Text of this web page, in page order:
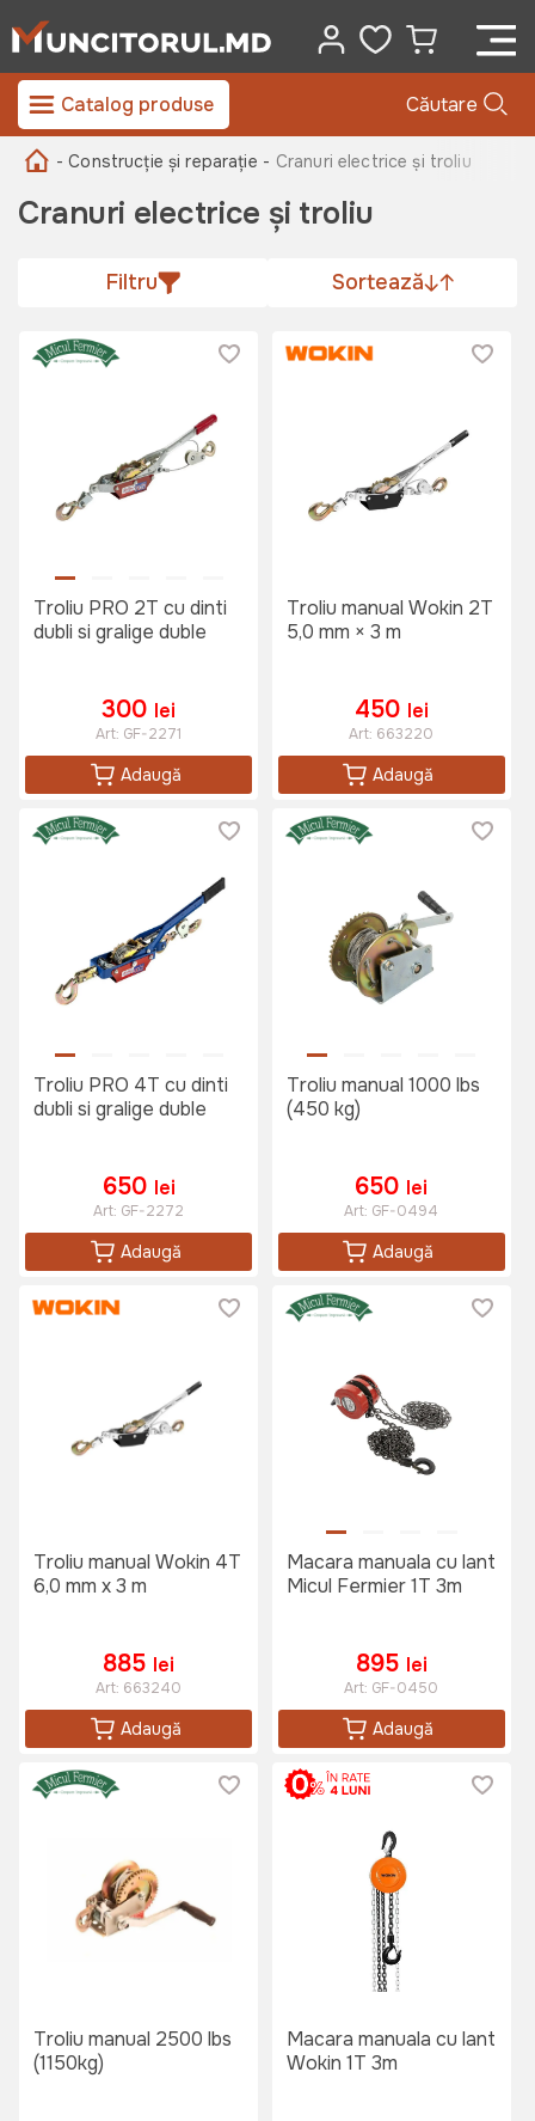
Catalog produse Căutare
- Construcție și reparație - Cranuri electrice și troliu
Cranuri electrice și troliu
Filtru Sortează
Troliu PRO 2T cu dinti
dubli si gralige duble
300 lei
Art: GF-2271
Adaugă
Troliu manual Wokin 2T
5,0 mm × 3 m
450 lei
Art: 663220
Adaugă
Troliu PRO 4T cu dinti
dubli si gralige duble
650 lei
Art: GF-2272
Adaugă
Troliu manual 1000 lbs
(450 kg)
650 lei
Art: GF-0494
Adaugă
Troliu manual Wokin 4T
6,0 mm x 3 m
885 lei
Art: 663240
Adaugă
Macara manuala cu lant
Micul Fermier 1T 3m
895 lei
Art: GF-0450
Adaugă
Troliu manual 2500 lbs
(1150kg)
Macara manuala cu lant
Wokin 1T 3m